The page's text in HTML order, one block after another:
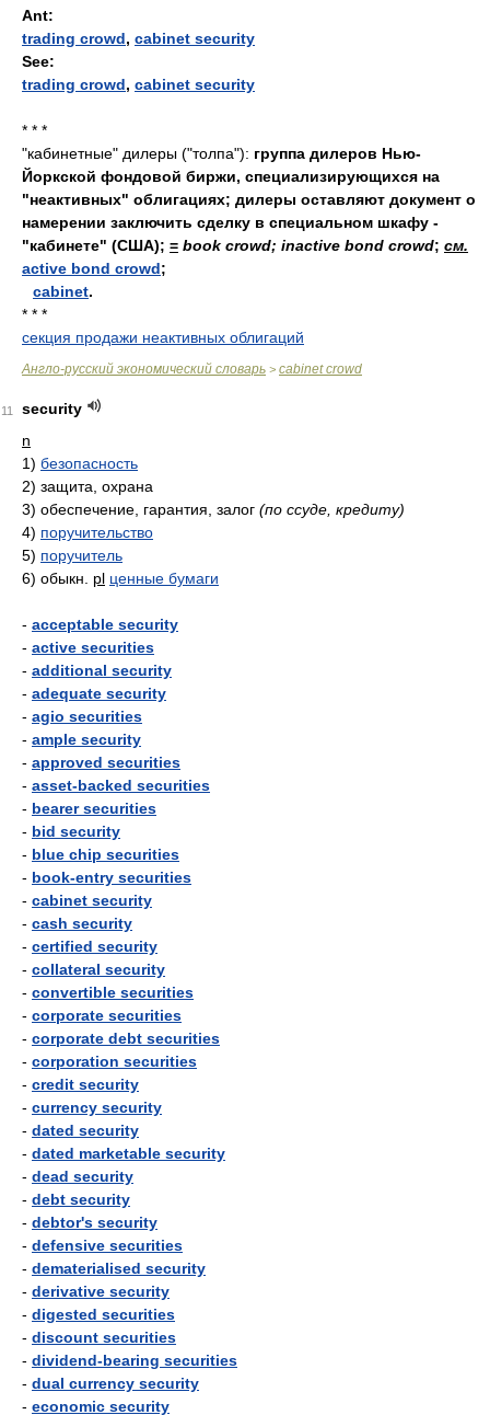
Ant:
trading crowd, cabinet security
See:
trading crowd, cabinet security
* * *
"кабинетные" дилеры ("толпа"): группа дилеров Нью-
Йоркской фондовой биржи, специализирующихся на
"неактивных" облигациях; дилеры оставляют документ о
намерении заключить сделку в специальном шкафу -
"кабинете" (США); = book crowd; inactive bond crowd; см.
active bond crowd;
cabinet.
* * *
секция продажи неактивных облигаций
Англо-русский экономический словарь > cabinet crowd
11
security
n
1) безопасность
2) защита, охрана
3) обеспечение, гарантия, залог (по ссуде, кредиту)
4) поручительство
5) поручитель
6) обыкн. pl ценные бумаги
- acceptable security
- active securities
- additional security
- adequate security
- agio securities
- ample security
- approved securities
- asset-backed securities
- bearer securities
- bid security
- blue chip securities
- book-entry securities
- cabinet security
- cash security
- certified security
- collateral security
- convertible securities
- corporate securities
- corporate debt securities
- corporation securities
- credit security
- currency security
- dated security
- dated marketable security
- dead security
- debt security
- debtor's security
- defensive securities
- dematerialised security
- derivative security
- digested securities
- discount securities
- dividend-bearing securities
- dual currency security
- economic security